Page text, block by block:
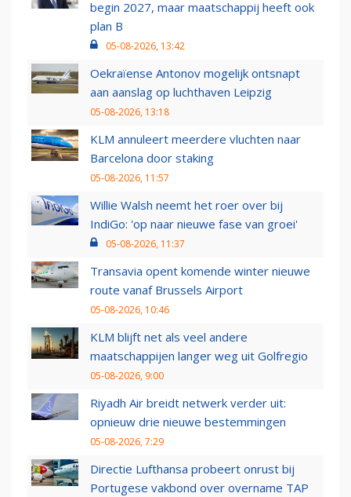
begin 2027, maar maatschappij heeft ook
plan B
05-08-2026, 13:42
Oekraïense Antonov mogelijk ontsnapt
aan aanslag op luchthaven Leipzig
05-08-2026, 13:18
KLM annuleert meerdere vluchten naar
Barcelona door staking
05-08-2026, 11:57
Willie Walsh neemt het roer over bij
IndiGo: 'op naar nieuwe fase van groei'
05-08-2026, 11:37
Transavia opent komende winter nieuwe
route vanaf Brussels Airport
05-08-2026, 10:46
KLM blijft net als veel andere
maatschappijen langer weg uit Golfregio
05-08-2026, 9:00
Riyadh Air breidt netwerk verder uit:
opnieuw drie nieuwe bestemmingen
05-08-2026, 7:29
Directie Lufthansa probeert onrust bij
Portugese vakbond over overname TAP